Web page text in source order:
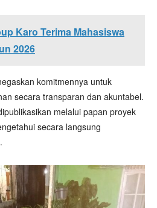
Karo Terima Mahasiswa
2026
komitmennya untuk
secara transparan dan akuntabel.
melalui papan proyek
secara langsung